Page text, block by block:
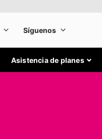
Asistencia de planes